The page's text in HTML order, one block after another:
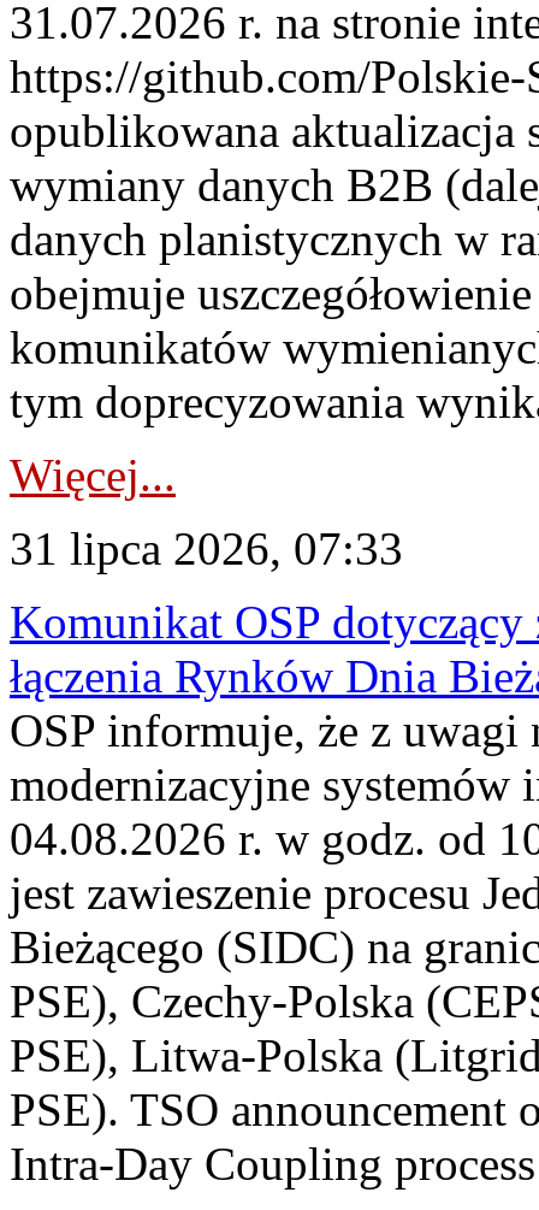
31.07.2026 r. na stronie
https://github.com/Polskie-
opublikowana aktualizacja
wymiany danych B2B
danych planistycznych w
obejmuje
komunikatów
tym doprecyzowania
Więcej...
31 lipca 2026, 07:33
Komunikat OSP dotyczący
łączenia Rynków Dnia
OSP informuje, że z uwagi
modernizacyjne
04.08.2026 r. w godz. od
jest zawieszenie procesu
Bieżącego (SIDC) na
PSE), Czechy-Polska
PSE), Litwa-Polska
PSE). TSO announcement
Intra-Day Coupling